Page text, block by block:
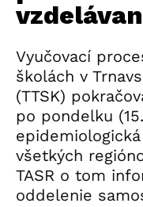
Vyučovací
školách v
(TTSK)
po pondelku
všetkých
TASR o tom
oddelenie